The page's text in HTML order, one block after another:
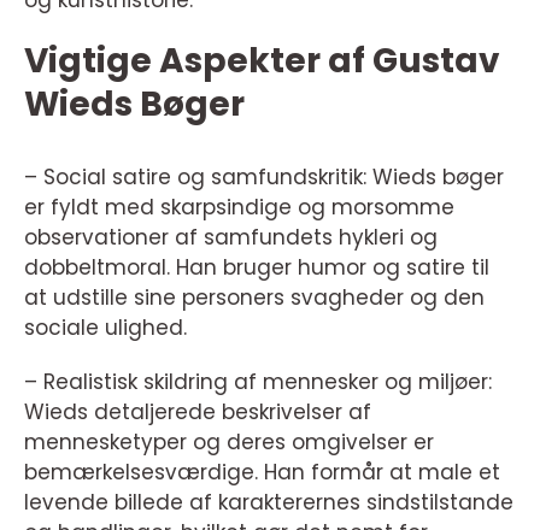
Vigtige Aspekter af Gustav
Wieds Bøger
– Social satire og samfundskritik: Wieds bøger
er fyldt med skarpsindige og morsomme
observationer af samfundets hykleri og
dobbeltmoral. Han bruger humor og satire til
at udstille sine personers svagheder og den
sociale ulighed.
– Realistisk skildring af mennesker og miljøer:
Wieds detaljerede beskrivelser af
mennesketyper og deres omgivelser er
bemærkelsesværdige. Han formår at male et
levende billede af karakterernes sindstilstande